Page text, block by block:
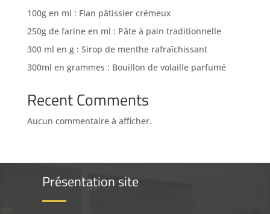
100g en ml : Flan pâtissier crémeux
250g de farine en ml : Pâte à pain traditionnelle
300 ml en g : Sirop de menthe rafraîchissant
300ml en grammes : Bouillon de volaille parfumé
Recent Comments
Aucun commentaire à afficher.
Présentation site